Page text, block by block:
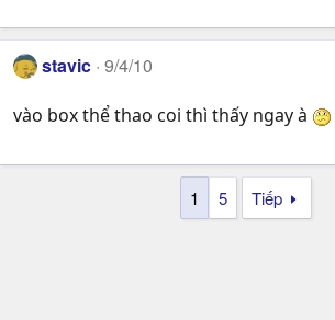
stavic 9/4/10
vào box thể thao coi thì thấy ngay à
1 5 Tiếp